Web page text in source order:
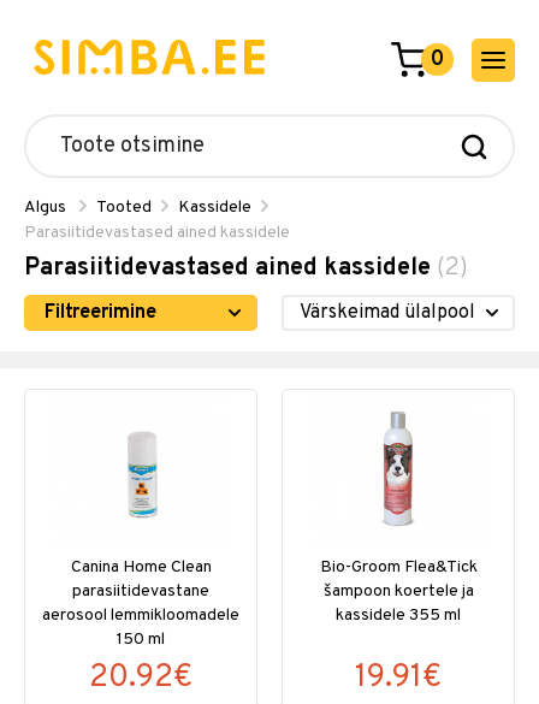
0
Algus Tooted
Kassidele
Parasiitidevastased ained kassidele
Parasiitidevastased ained kassidele (2)
Filtreerimine
Canina Home Clean
parasiitidevastane
aerosool lemmikloomadele
150 ml
20.92€
Bio-Groom Flea&Tick
šampoon koertele ja
kassidele 355 ml
19.91€